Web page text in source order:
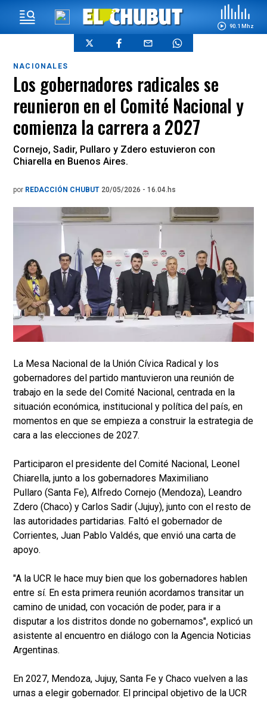
90.1 Mhz
NACIONALES
Los gobernadores radicales se
reunieron en el Comité Nacional y
comienza la carrera a 2027
Cornejo, Sadir, Pullaro y Zdero estuvieron con
Chiarella en Buenos Aires.
por REDACCIÓN CHUBUT 20/05/2026 - 16.04.hs
La Mesa Nacional de la Unión Cívica Radical y los
gobernadores del partido mantuvieron una reunión de
trabajo en la sede del Comité Nacional, centrada en la
situación económica, institucional y política del país, en
momentos en que se empieza a construir la estrategia de
cara a las elecciones de 2027.
Participaron el presidente del Comité Nacional, Leonel
Chiarella, junto a los gobernadores Maximiliano
Pullaro (Santa Fe), Alfredo Cornejo (Mendoza), Leandro
Zdero (Chaco) y Carlos Sadir (Jujuy), junto con el resto de
las autoridades partidarias. Faltó el gobernador de
Corrientes, Juan Pablo Valdés, que envió una carta de
apoyo.
"A la UCR le hace muy bien que los gobernadores hablen
entre sí. En esta primera reunión acordamos transitar un
camino de unidad, con vocación de poder, para ir a
disputar a los distritos donde no gobernamos", explicó un
asistente al encuentro en diálogo con la Agencia Noticias
Argentinas.
En 2027, Mendoza, Jujuy, Santa Fe y Chaco vuelven a las
urnas a elegir gobernador. El principal objetivo de la UCR